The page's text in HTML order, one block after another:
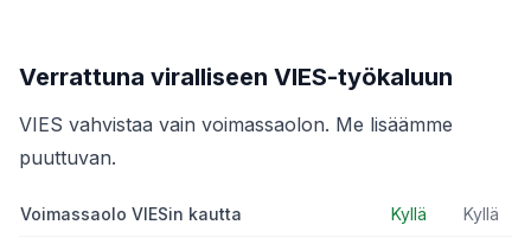
Verrattuna viralliseen VIES-työkaluun
VIES vahvistaa vain voimassaolon. Me lisäämme
puuttuvan.
Voimassaolo VIESin kautta Kyllä Kyllä